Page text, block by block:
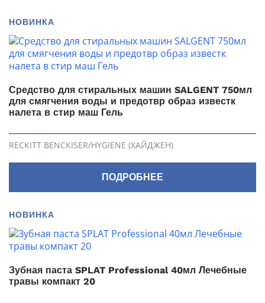
НОВИНКА
Средство для стиральных машин SALGENT 750мл
для смягчения воды и предотвр образ известк
налета в стир маш Гель
RECKITT BENCKISER/HYGIENE (ХАЙДЖЕН)
ПОДРОБНЕЕ
НОВИНКА
Зубная паста SPLAT Professional 40мл Лечебные
травы компакт 20